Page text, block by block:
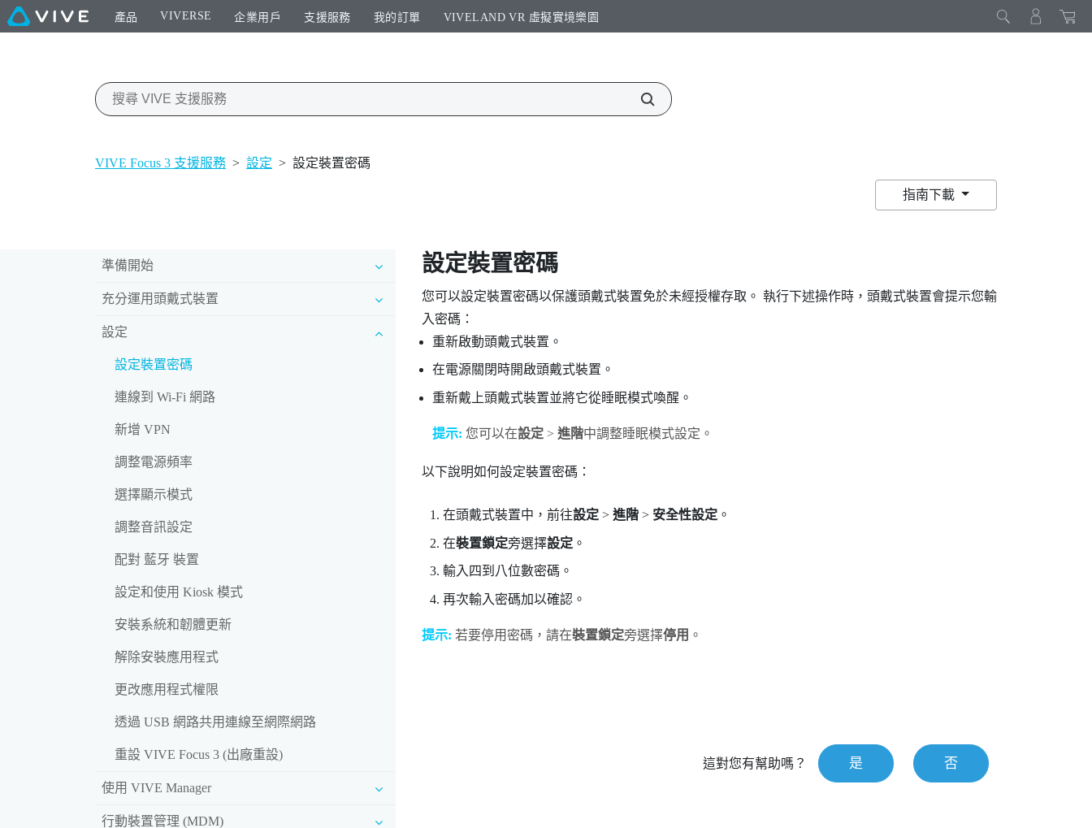
產品 VIVERSE 企業用戶 支援服務 我的訂單 VIVELAND VR 虛擬實境樂園​
VIVE Focus 3 支援服務 > 設定 > 設定裝置密碼
指南下載
準備開始
充分運用頭戴式裝置
設定
設定裝置密碼
連線到 Wi‍-Fi 網路
新增 VPN
調整電源頻率
選擇顯示模式
調整音訊設定
配對 藍牙 裝置
設定和使用 Kiosk 模式
安裝系統和韌體更新
解除安裝應用程式
更改應用程式權限
透過 USB 網路共用連線至網際網路
重設 VIVE Focus 3 (出廠重設)
使用 VIVE Manager
行動裝置管理 (MDM)
設定裝置密碼
您可以設定裝置密碼以保護頭戴式裝置免於未經授權存取。 執行下述操作時，頭戴式裝置會提示您輸
入密碼：
重新啟動頭戴式裝置。
在電源關閉時開啟頭戴式裝置。
重新戴上頭戴式裝置並將它從睡眠模式喚醒。
提示: 您可以在設定> 進階中調整睡眠模式設定。
以下說明如何設定裝置密碼：
在頭戴式裝置中，前往設定> 進階> 安全性設定。
在裝置鎖定旁選擇設定。
輸入四到八位數密碼。
再次輸入密碼加以確認。
提示: 若要停用密碼，請在裝置鎖定旁選擇停用 。
這對您有幫助嗎？ 是 否